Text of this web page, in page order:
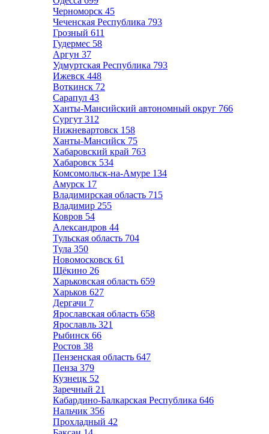
Черноморск 45
Чеченская Республика 793
Грозный 611
Гудермес 58
Аргун 37
Удмуртская Республика 793
Ижевск 448
Воткинск 72
Сарапул 43
Ханты-Мансийский автономный округ 766
Сургут 312
Нижневартовск 158
Ханты-Мансийск 75
Хабаровский край 763
Хабаровск 534
Комсомольск-на-Амуре 134
Амурск 17
Владимирская область 715
Владимир 255
Ковров 54
Александров 44
Тульская область 704
Тула 350
Новомосковск 61
Щёкино 26
Харьковская область 659
Харьков 627
Дергачи 7
Ярославская область 658
Ярославль 321
Рыбинск 66
Ростов 38
Пензенская область 647
Пенза 379
Кузнецк 52
Заречный 21
Кабардино-Балкарская Республика 646
Нальчик 356
Прохладный 42